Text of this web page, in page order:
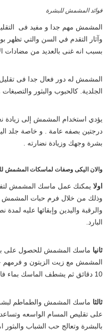
فوائد المشمش للبشرة
المشمش مهم جدا و مفيد فى
وآثار التقدم في السن والتي
بسبب انه غنى بالعديد من مضادات
المشمش له دور فعال جدا فى تقليل
الجلدية. كالحبوب والبثور
يؤدي استخدام المشمش إلى زيادة
درجتين بصفه عامة . و خاصة جلد
بشرة وجهك وزيادة نضارته .
والان اليكى وصفات لماسكات المشمش
اولا يمكنك عمل ماسك المشمش لتفتيح
وذلك من خلال فرم حبات المشمش
والرقبة واليدين وإبقائها عليه
البارد.
ثانيا ماسك المشمش للحصول على
المشمش مع زيت الزيتون و
10 دقائق ثم يشطف الماسك بماء فاتر.
ثالثا ماسك المشمش والطماطم
على تقليص المسام الواسعه وتساعد
بالبشرة وتعالج حب الشباب